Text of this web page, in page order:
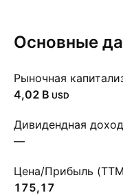
Основные
Рыночная
‪4,02 B‬ USD
Дивидендная
—
Цена/Прибыль
175,17